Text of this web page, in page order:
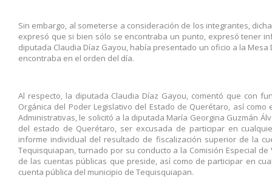
Sin embargo, al someterse a consideración de los integrantes,
expresó que si bien sólo se encontraba un punto, expresó tener
diputada Claudia Díaz Gayou, había presentado un oficio a la
encontraba en el orden del día.
Al respecto, la diputada Claudia Díaz Gayou, comentó que con
Orgánica del Poder Legislativo del Estado de Querétaro, así
Administrativas, le solicitó a la diputada María Georgina Guzmán
del estado de Querétaro, ser excusada de participar en
informe individual del resultado de fiscalización superior de la
Tequisquiapan, turnado por su conducto a la Comisión Especial
de las cuentas públicas que preside, así como de participar en
cuenta pública del municipio de Tequisquiapan.